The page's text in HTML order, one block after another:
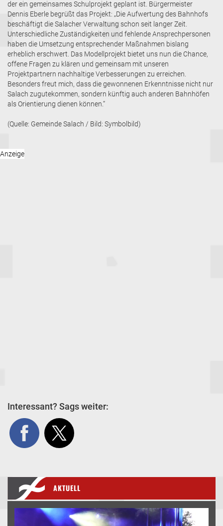
der ein gemeinsames Schulprojekt geplant ist. Bürgermeister
Dennis Eberle begrüßt das Projekt: „Die Aufwertung des Bahnhofs
beschäftigt die Salacher Verwaltung schon seit langer Zeit.
Unterschiedliche Zuständigkeiten und fehlende Ansprechpersonen
haben die Umsetzung entsprechender Maßnahmen bislang
erheblich erschwert. Das Modellprojekt bietet uns nun die Chance,
offene Fragen zu klären und gemeinsam mit unseren
Projektpartnern nachhaltige Verbesserungen zu erreichen.
Besonders freut mich, dass die gewonnenen Erkenntnisse nicht nur
Salach zugutekommen, sondern künftig auch anderen Bahnhöfen
als Orientierung dienen können.“
(Quelle: Gemeinde Salach / Bild: Symbolbild)
Interessant? Sags weiter:
AKTUELL